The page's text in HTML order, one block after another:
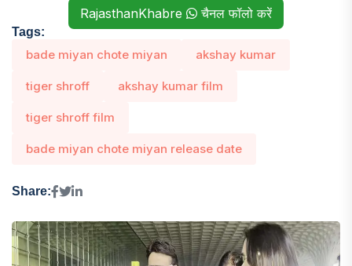
RajasthanKhabre चैनल फॉलो करें
Tags:
bade miyan chote miyan akshay kumar
tiger shroff akshay kumar film
tiger shroff film
bade miyan chote miyan release date
Share: